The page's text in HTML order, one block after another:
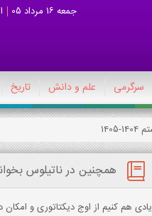
جمعه 16 مرداد 05
سرگرمی علم و دانش تاریخ
همچنین در ناتیلوس
یادی هم کنیم از اوج دیکتاتوری و